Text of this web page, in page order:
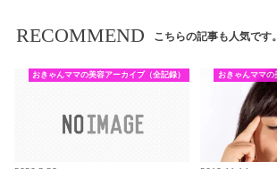
RECOMMEND こちらの記事も人気です。
おきゃんママの美容アーカイブ（全記録） おきゃんママの